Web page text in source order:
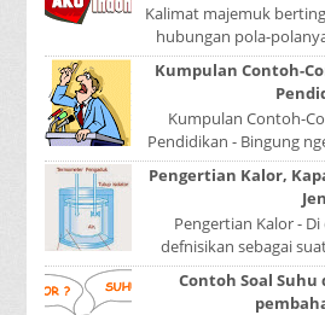
Kalimat majemuk
hubungan pola-
satu pola menduduki
Kumpulan Contoh-
Kumpulan Contoh-
Pendidikan - Bingung
sekolah? Atau sedang
Pengertian Kalor,
Pengertian Kalor -
defnisikan sebagai
dapat berpindah atau
...
Contoh Soal